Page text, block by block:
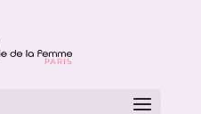
LATTICE